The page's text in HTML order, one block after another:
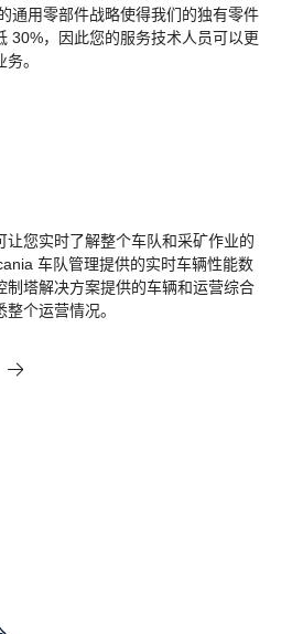
通用零部件战略使得我们的独有零件
30%，因此您的服务技术人员可以更
。
让您实时了解整个车队和采矿作业的
车队管理提供的实时车辆性能数
制塔解决方案提供的车辆和运营综合
整个运营情况。